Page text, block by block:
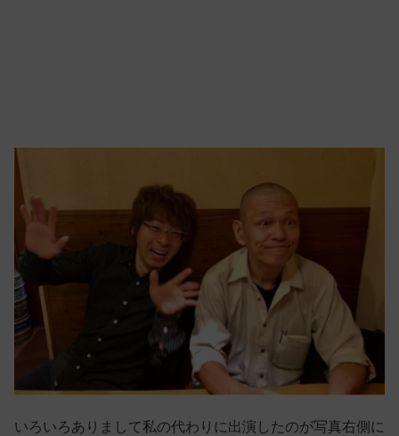
いろいろありまして私の代わりに出演したのが写真右側に